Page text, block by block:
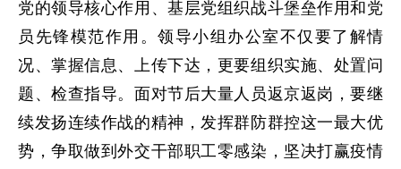
党的领导核心作用、基层党组织战斗堡垒作用和党
员先锋模范作用。领导小组办公室不仅要了解情
况、掌握信息、上传下达，更要组织实施、处置问
题、检查指导。面对节后大量人员返京返岗，要继
续发扬连续作战的精神，发挥群防群控这一最大优
势，争取做到外交干部职工零感染，坚决打赢疫情